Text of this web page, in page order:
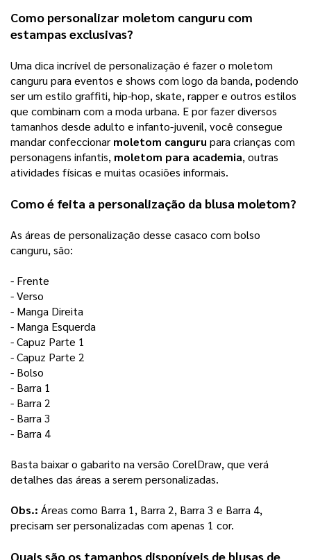
Como personalizar moletom canguru com
estampas exclusivas?
Uma dica incrível de personalização é fazer o moletom
canguru para eventos e shows com logo da banda, podendo
ser um estilo graffiti, hip-hop, skate, rapper e outros estilos
que combinam com a moda urbana. E por fazer diversos
tamanhos desde adulto e infanto-juvenil, você consegue
mandar confeccionar moletom canguru para crianças com
personagens infantis, moletom para academia, outras
atividades físicas e muitas ocasiões informais.
Como é feita a personalização da blusa moletom?
As áreas de personalização desse casaco com bolso
canguru, são:
- Frente
- Verso
- Manga Direita
- Manga Esquerda
- Capuz Parte 1
- Capuz Parte 2
- Bolso
- Barra 1
- Barra 2
- Barra 3
- Barra 4
Basta baixar o gabarito na versão CorelDraw, que verá
detalhes das áreas a serem personalizadas.
Obs.: Áreas como Barra 1, Barra 2, Barra 3 e Barra 4,
precisam ser personalizadas com apenas 1 cor.